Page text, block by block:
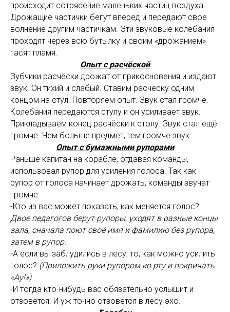
происходит сотрясение маленьких частиц воздуха.
Дрожащие частички бегут вперед и передают свое
волнение другим частичкам. Эти звуковые колебания
проходят через всю бутылку и своим «дрожанием»
гасят пламя.
Опыт с расчёской
Зубчики расчёски дрожат от прикосновения и издают
звук. Он тихий и слабый. Ставим расчёску одним
концом на стул. Повторяем опыт. Звук стал громче.
Колебания передаются стулу и он усиливает звук.
Прикладываем конец расчёски к столу. Звук стал ещё
громче. Чем больше предмет, тем громче звук.
Опыт с бумажными рупорами
Раньше капитан на корабле, отдавая команды,
использовал рупор для усиления голоса. Так как
рупор от голоса начинает дрожать, команды звучат
громче.
-Кто из вас может показать, как меняется голос?
Двое педагогов берут рупоры, уходят в разные концы
зала, сначала поют своё имя и фамилию без рупора,
затем в рупор.
-А если вы заблудились в лесу, то, как можно усилить
голос? (Приложить руки рупором ко рту и покричать
«Ау!»)
-И тогда кто-нибудь вас обязательно услышит и
отзовётся. И уж точно отзовётся в лесу эхо.